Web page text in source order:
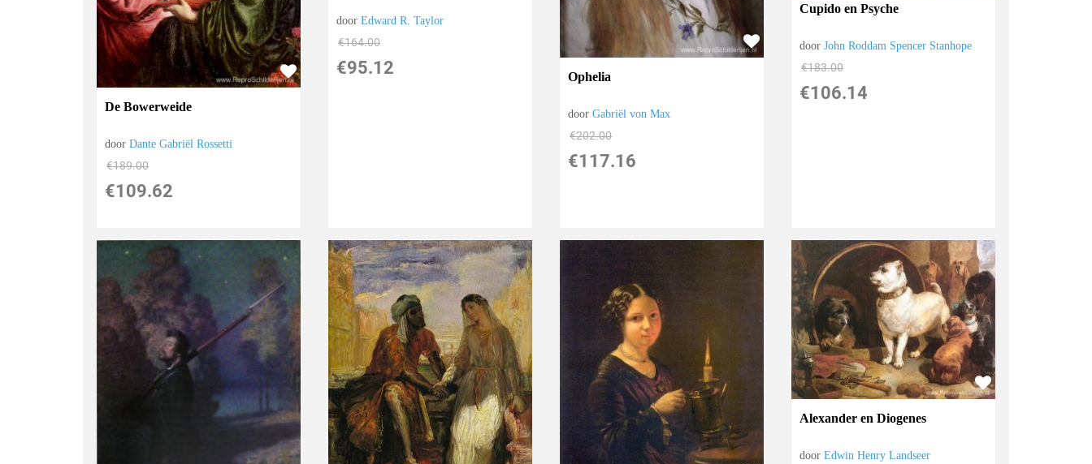
De Bowerweide
doorDante Gabriël Rossetti
€189.00
€109.62
doorEdward R. Taylor
€164.00
€95.12 Ophelia
doorGabriël von Max
€202.00
€117.16
Cupido en Psyche
doorJohn Roddam Spencer Stanhope
€183.00
€106.14
Alexander en Diogenes
doorEdwin Henry Landseer